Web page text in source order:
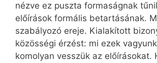
nézve ez puszta formaságnak
előírások formális betartásának.
szabályozó ereje. Kialakított
közösségi érzést: mi ezek
komolyan vesszük az előírásokat.